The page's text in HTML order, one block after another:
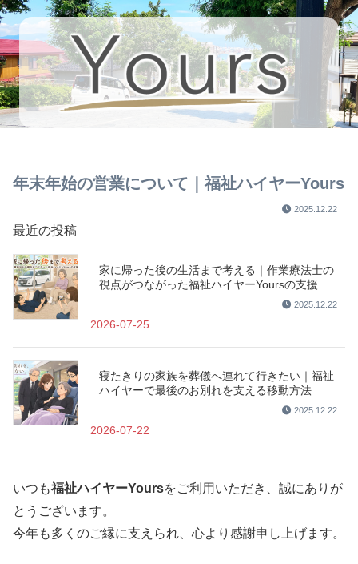
年末年始の営業について｜福祉ハイヤーYours
2025.12.22
最近の投稿
家に帰った後の生活まで考える｜作業療法士の
視点がつながった福祉ハイヤーYoursの支援
2025.12.22
2026-07-25
寝たきりの家族を葬儀へ連れて行きたい｜福祉
ハイヤーで最後のお別れを支える移動方法
2025.12.22
2026-07-22
いつも福祉ハイヤーYoursをご利用いただき、誠にありが
とうございます。
今年も多くのご縁に支えられ、心より感謝申し上げます。